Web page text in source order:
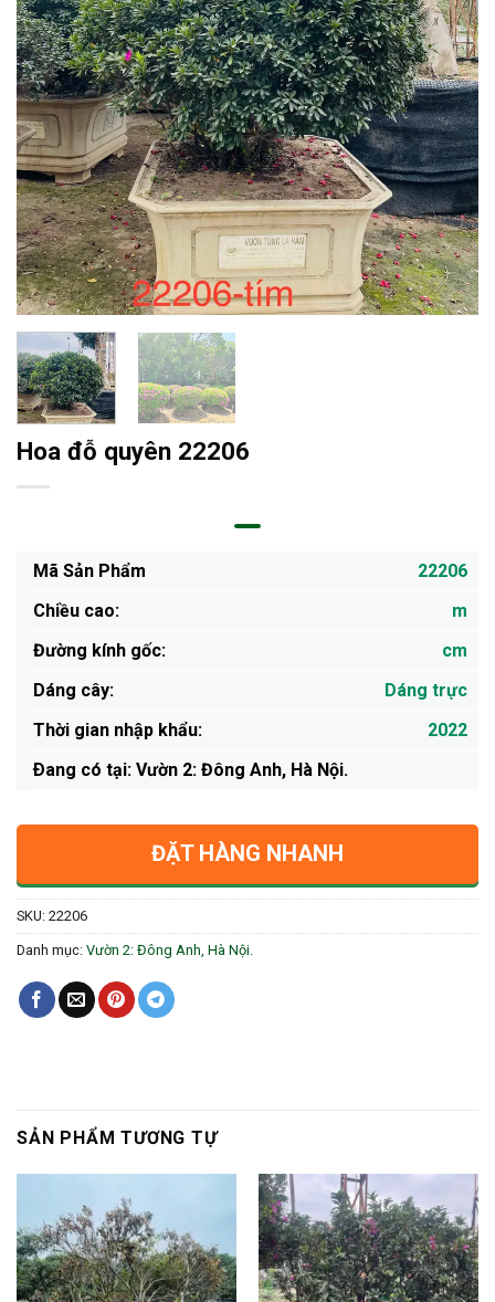
Hoa đỗ quyên 22206
Mã Sản Phẩm
22206
Chiều cao:
m
Đường kính gốc:
cm
Dáng cây:
Dáng trực
Thời gian nhập khẩu:
2022
Ðang có tại: Vườn 2: Đông Anh, Hà Nội.
ĐẶT HÀNG NHANH
SKU: 22206
Danh mục: Vườn 2: Đông Anh, Hà Nội.
SẢN PHẨM TƯƠNG TỰ